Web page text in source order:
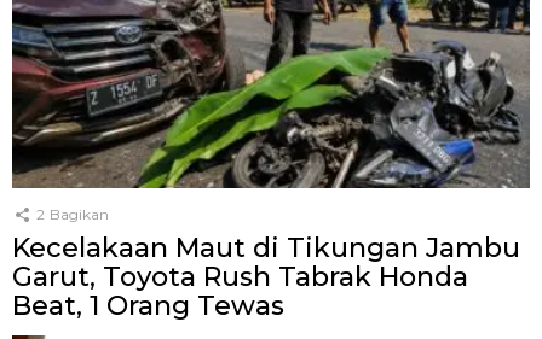
2 Bagikan
Kecelakaan Maut di Tikungan Jambu
Garut, Toyota Rush Tabrak Honda
Beat, 1 Orang Tewas